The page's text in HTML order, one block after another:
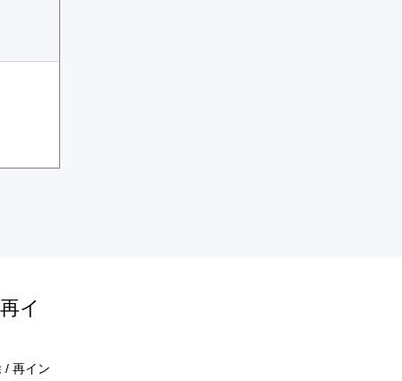
イ
/ 再イン